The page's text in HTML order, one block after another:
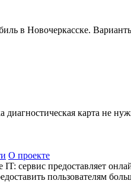
в Новочеркасске.
карта не
О проекте
сервис предоставляет
пользователям